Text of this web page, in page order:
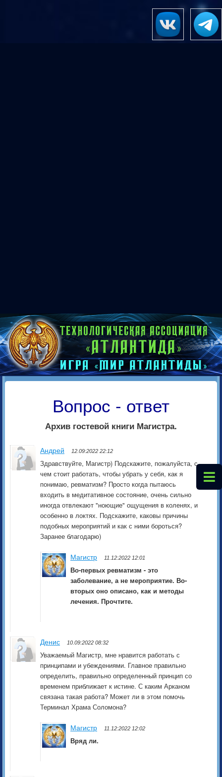
Вопрос - ответ
Архив гостевой книги Магистра.
Андрей 12.09:2022 22:12
Здравствуйте, Магистр) Подскажите, пожалуйста, с
чем стоит работать, чтобы убрать у себя, как я
понимаю, ревматизм? Просто когда пытаюсь
входить в медитативное состояние, очень сильно
иногда отвлекают "ноющие" ощущения в коленях, и
особенно в локтях. Подскажите, каковы причины
подобных мероприятий и как с ними бороться?
Заранее благодарю)
Магистр 11.12:2022 12:01
Во-первых ревматизм - это
заболевание, а не мероприятие. Во-
вторых оно описано, как и методы
лечения. Прочтите.
Денис 10.09:2022 08:32
Уважаемый Магистр, мне нравится работать с
принципами и убеждениями. Главное правильно
определить, правильно определенный принцип со
временем приближает к истине. С каким Арканом
связана такая работа? Может ли в этом помочь
Терминал Храма Соломона?
Магистр 11.12:2022 12:02
Вряд ли.